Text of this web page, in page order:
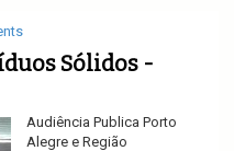
Sólidos -
Audiência Publica Porto
Alegre e Região